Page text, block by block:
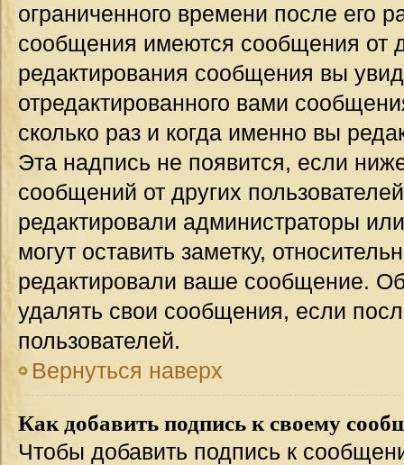
ограниченного времени после его
сообщения имеются сообщения от
редактирования сообщения вы
отредактированного вами
сколько раз и когда именно вы
Эта надпись не появится, если
сообщений от других
редактировали администраторы
могут оставить заметку,
редактировали ваше сообщение.
удалять свои сообщения, если
пользователей.
Вернуться наверх
Как добавить подпись к своему
Чтобы добавить подпись к